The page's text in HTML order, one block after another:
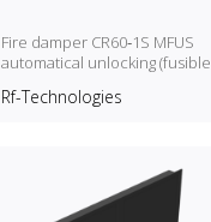
Fire damper CR60‑1S MFUS
automatical unlocking (fusible
Rf-Technologies